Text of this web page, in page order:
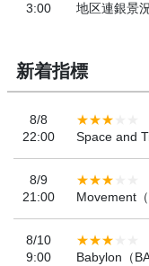
3:00
地区連銀景
新着指標
8/8
22:00
Space and
8/9
21:00
Movement
8/10
9:00
Babylon（